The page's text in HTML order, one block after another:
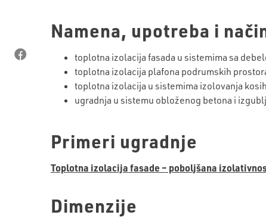
Namena, upotreba i
toplotna izolacija fasada u sistemima sa
toplotna izolacija plafona podrumskih
toplotna izolacija u sistemima izolovanja
ugradnja u sistemu obloženog betona i
Primeri ugradnje
Toplotna izolacija fasade – poboljšana
Dimenzije